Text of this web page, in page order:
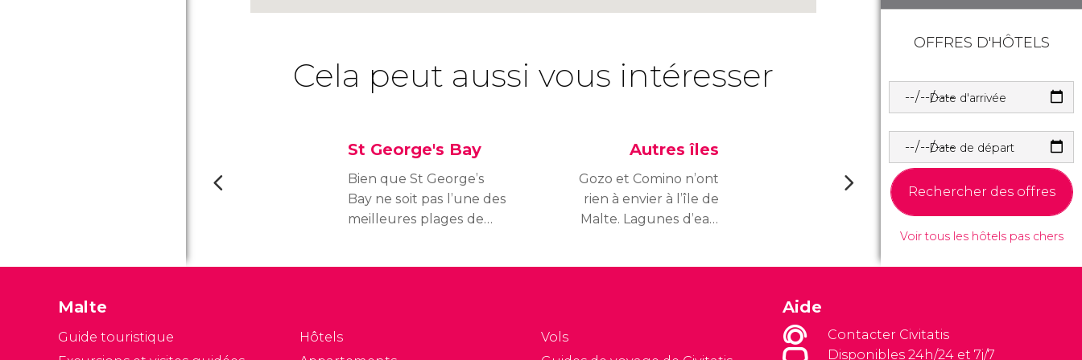
Cela peut aussi vous intéresser
St George's Bay
Bien que St George’s
Bay ne soit pas l’une des
meilleures plages de
Autres îles
Gozo et Comino n’ont
rien à envier à l’île de
Malte. Lagunes d’eau
OFFRES D'HÔTELS
Date d'arrivée
Date de départ
Rechercher des offres
Voir tous les hôtels pas chers
Malte
Guide touristique
Hôtels
Vols
Aide
Contacter Civitatis
Disponibles 24h/24 et 7j/7